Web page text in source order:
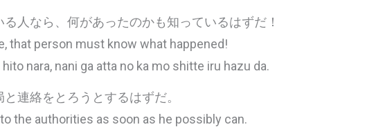
人なら、何があったのかも知っているはずだ！
that person must know what happened!
nara, nani ga atta no ka mo shitte iru hazu da.
連絡をとろうとするはずだ。
the authorities as soon as he possibly can.